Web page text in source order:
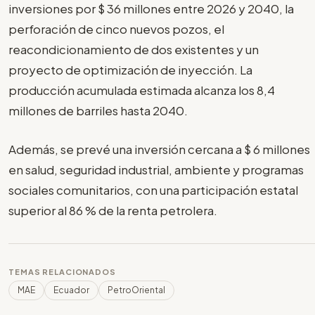
inversiones por $ 36 millones entre 2026 y 2040, la
perforación de cinco nuevos pozos, el
reacondicionamiento de dos existentes y un
proyecto de optimización de inyección. La
producción acumulada estimada alcanza los 8,4
millones de barriles hasta 2040.
Además, se prevé una inversión cercana a $ 6 millones
en salud, seguridad industrial, ambiente y programas
sociales comunitarios, con una participación estatal
superior al 86 % de la renta petrolera.
TEMAS RELACIONADOS
MAE Ecuador PetroOriental